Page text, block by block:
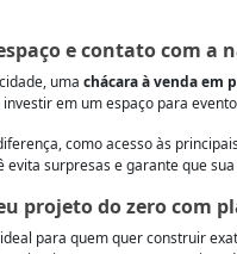
e contato com a
uma chácara à venda em
em um espaço para
como acesso às
surpresas e garante que
projeto do zero com
para quem quer construir